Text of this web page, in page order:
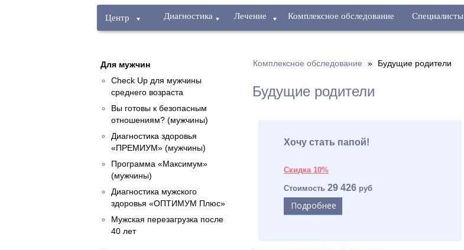
Центр Диагностика Лечение Комплексное обследование Специалисты
Комплексное обследование » Будущие родители
Будущие родители
Хочу стать папой!
Скидка 10%
Стоимость 29 426 руб
Подробнее
Для мужчин
Check Up для мужчины
среднего возраста
Вы готовы к безопасным
отношениям? (мужчины)
Диагностика здоровья
«ПРЕМИУМ» (мужчины)
Программа «Максимум»
(мужчины)
Диагностика мужского
здоровья «ОПТИМУМ Плюс»
Мужская перезагрузка после
40 лет